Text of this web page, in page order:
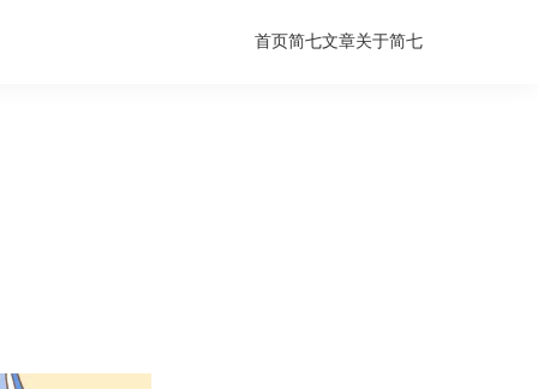
首页简七文章关于简七